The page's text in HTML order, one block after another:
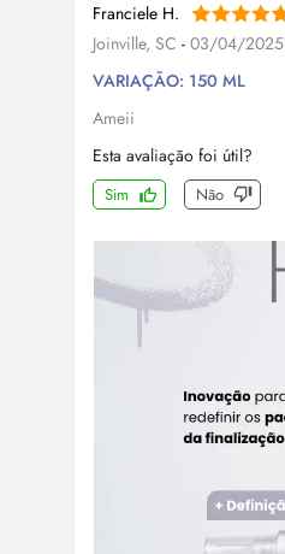
Franciele H.
Joinville, SC - 03/04/2025
VARIAÇÃO: 150 ML
Ameii
Esta avaliação foi útil?
Sim Não